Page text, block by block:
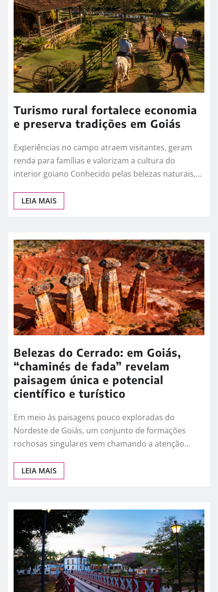
Turismo rural fortalece economia
e preserva tradições em Goiás
Experiências no campo atraem visitantes, geram
renda para famílias e valorizam a cultura do
interior goiano Conhecido pelas belezas naturais,…
LEIA MAIS
Belezas do Cerrado: em Goiás,
“chaminés de fada” revelam
paisagem única e potencial
científico e turístico
Em meio às paisagens pouco exploradas do
Nordeste de Goiás, um conjunto de formações
rochosas singulares vem chamando a atenção…
LEIA MAIS